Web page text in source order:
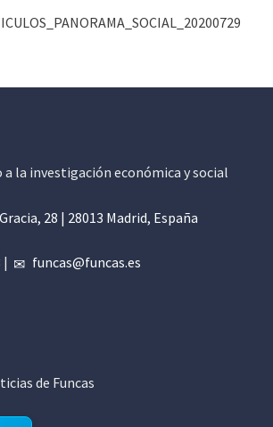
a la investigación económica y social
28 | 28013 Madrid, España
| funcas@funcas.es
de Funcas